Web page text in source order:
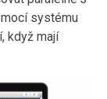
systému
když mají